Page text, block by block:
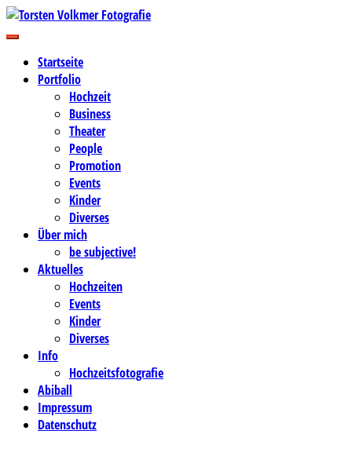
Zum
Inhalt
Torsten Volkmer Fotografie
Business-, Portrait- und Hochzeitsfotografie
Startseite
Portfolio
Hochzeit
Business
Theater
People
Promotion
Events
Kinder
Diverses
Über mich
be subjective!
Aktuelles
Hochzeiten
Events
Kinder
Diverses
Info
Hochzeitsfotografie
Abiball
Impressum
Datenschutz